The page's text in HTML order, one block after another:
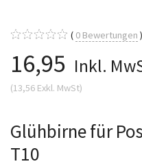
0 Bewertungen
16,95 Inkl.
(13,56 Exkl. MwSt)
Glühbirne für
T10